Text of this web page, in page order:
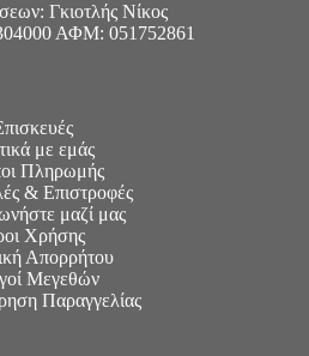
Γκιοτλής Νίκος
ΑΦΜ: 051752861
με εμάς
Πληρωμής
& Επιστροφές
μαζί μας
Χρήσης
Απορρήτου
Μεγεθών
Παραγγελίας